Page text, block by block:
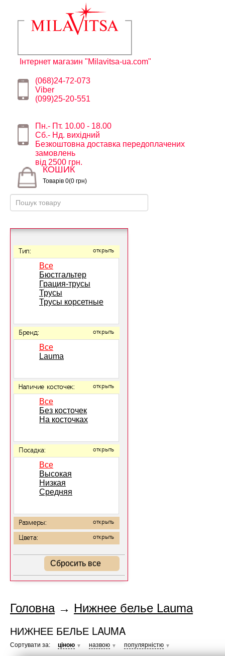
Інтернет магазин "Milavitsa-ua.com"
(068)24-72-073
Viber
(099)25-20-551
Пн.- Пт. 10.00 - 18.00
Сб.- Нд. вихідний
Безкоштовна доставка передоплачених
замовлень
від 2500 грн.
КОШИК
Товарів 0(0 грн)
Тип: открыть
Все
Бюстгальтер
Грация-трусы
Трусы
Трусы корсетные
Бренд: открыть
Все
Lauma
Наличие косточек: открыть
Все
Без косточек
На косточках
Посадка: открыть
Все
Высокая
Низкая
Средняя
Размеры: открыть
Цвета: открыть
Сбросить все
Головна→ Нижнее белье Lauma
НИЖНЕЕ БЕЛЬЕ LAUMA
Сортувати за: ціною ▼ назвою ▼ популярністю ▼